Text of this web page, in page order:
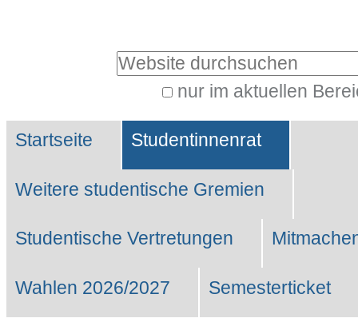
Website durchsuchen
nur im aktuellen
Suche…
Sektionen
Startseite Studentinnenrat
Weitere studentische Gremien
Studentische Vertretungen
Wahlen 2026/2027 Semesterticket